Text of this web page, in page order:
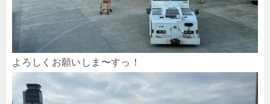
よろしくお願いしま〜すっ！